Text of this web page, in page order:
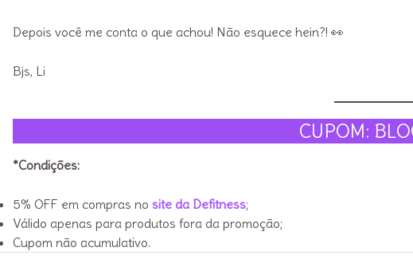
Depois você me conta o que achou! Não esquece hein?! 👀
Bjs, Li
CUPOM:
*Condições:
5% OFF em compras no site da Defitness;
Válido apenas para produtos fora da promoção;
Cupom não acumulativo.